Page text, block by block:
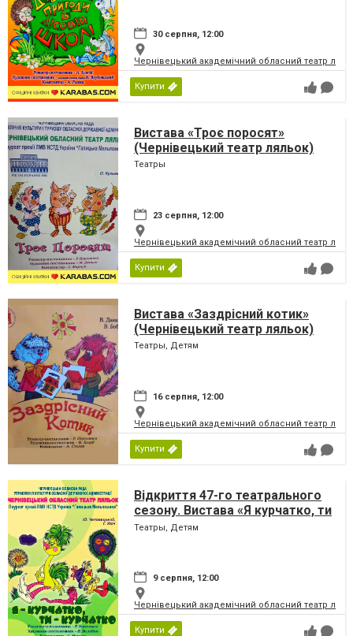
30 серпня, 12:00
Чернівецький академічний обласний театр
Купити
Вистава «Троє поросят»
(Чернівецький театр ляльок)
Театры
23 серпня, 12:00
Чернівецький академічний обласний театр
Купити
Вистава «Заздрісний котик»
(Чернівецький театр ляльок)
Театры, Детям
16 серпня, 12:00
Чернівецький академічний обласний театр
Купити
Відкриття 47-го театрального
сезону. Вистава «Я курчатко, ти
курчатко» (Чернівецький театр
Театры, Детям
9 серпня, 12:00
Чернівецький академічний обласний театр
Купити